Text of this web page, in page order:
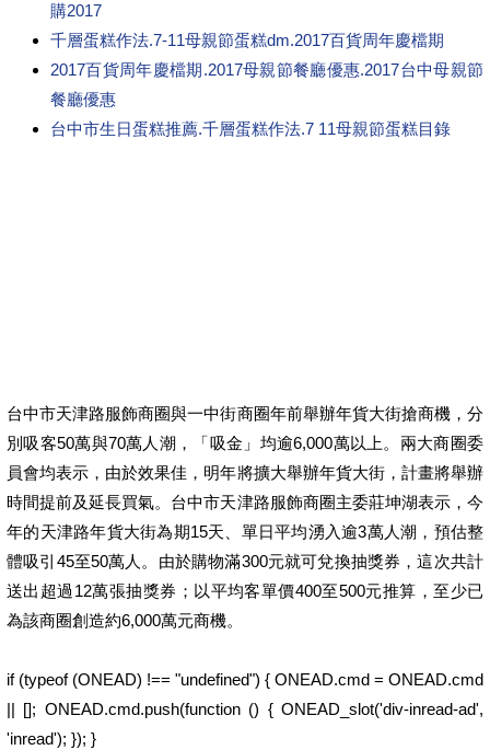
購2017
千層蛋糕作法.7-11母親節蛋糕dm.2017百貨周年慶檔期
2017百貨周年慶檔期.2017母親節餐廳優惠.2017台中母親節
餐廳優惠
台中市生日蛋糕推薦.千層蛋糕作法.7 11母親節蛋糕目錄
台中市天津路服飾商圈與一中街商圈年前舉辦年貨大街搶商機，分
別吸客50萬與70萬人潮，「吸金」均逾6,000萬以上。兩大商圈委
員會均表示，由於效果佳，明年將擴大舉辦年貨大街，計畫將舉辦
時間提前及延長買氣。台中市天津路服飾商圈主委莊坤湖表示，今
年的天津路年貨大街為期15天、單日平均湧入逾3萬人潮，預估整
體吸引45至50萬人。由於購物滿300元就可兌換抽獎券，這次共計
送出超過12萬張抽獎券；以平均客單價400至500元推算，至少已
為該商圈創造約6,000萬元商機。
if (typeof (ONEAD) !== "undefined") { ONEAD.cmd = ONEAD.cmd
|| []; ONEAD.cmd.push(function () { ONEAD_slot('div-inread-ad',
'inread'); }); }